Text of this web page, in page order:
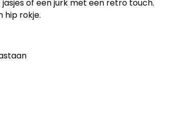
of een jurk met een retro touch.
hip rokje.